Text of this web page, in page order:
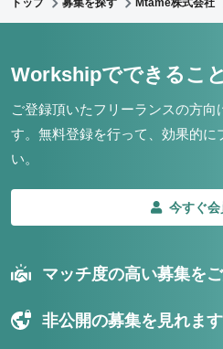
トップ 募集を探す Mtame株式会社
Workshipでできること
ご登録頂いたフリーランスの方向
す。 無料登録を行って、効果的に
い。
今すぐ
マッチ度の高い募集を
非公開の募集を見れます